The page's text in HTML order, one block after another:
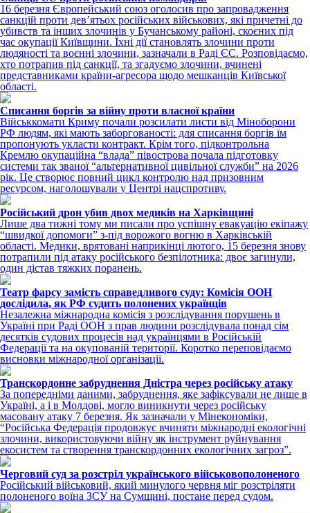
16 березня Європейський союз оголосив про запровадження
санкцій проти девʼятьох російських військових, які причетні до
убивств та інших злочинів у Бучанському районі, скоєних під
час окупації Київщини. Їхні дії становлять злочини проти
людяності та воєнні злочини, зазначали в Раді ЄС. Розповідаємо,
хто потрапив під санкції, та згадуємо злочини, вчинені
представниками країни-агресора щодо мешканців Київської
області.
Списання боргів за війну проти власної країни
Військкомати Криму почали розсилати листи від Міноборони
РФ людям, які мають заборгованості: для списання боргів їм
пропонують укласти контракт. Крім того, підконтрольна
Кремлю окупаційна “влада” півострова почала підготовку
системи так званої “альтернативної цивільної служби” на 2026
рік. Це створює повний цикл контролю над призовним
ресурсом, наголошували у Центрі нацспротиву.
Російський дрон убив двох медиків на Харківщині
Лише два тижні тому ми писали про успішну евакуацію екіпажу
“швидкої допомоги” з-під ворожого вогню в Харківській
області. Медики, врятовані наприкінці лютого, 15 березня знову
потрапили під атаку російського безпілотника: двоє загинули,
один дістав тяжких поранень.
Театр фарсу замість справедливого суду: Комісія ООН
дослідила, як РФ судить полонених українців
Незалежна міжнародна комісія з розслідування порушень в
Україні при Раді ООН з прав людини розслідувала понад сім
десятків судових процесів над українцями в Російській
Федерації та на окупованій території. Коротко переповідаємо
висновки міжнародної організації.
Транскордонне забруднення Дністра через російську атаку
За попередніми даними, забруднення, яке зафіксували не лише в
Україні, а і в Молдові, могло виникнути через російську
масовану атаку 7 березня. Як зазначали у Мінекономіки,
“Російська Федерація продовжує вчиняти міжнародні екологічні
злочини, використовуючи війну як інструмент руйнування
екосистем та створення транскордонних екологічних загроз”.
Черговий суд за розстріл українського військовополоненого
Російський військовий, який минулого червня міг розстріляти
полоненого воїна ЗСУ на Сумщині, постане перед судом.